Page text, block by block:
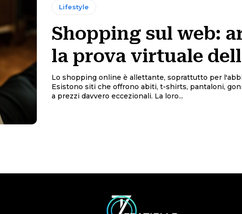
Lifestyle
Shopping sul web:
la prova virtuale
Lo shopping online è allettante, soprattutto per
Esistono siti che offrono abiti, t-shirts, pantaloni,
a prezzi davvero eccezionali. La loro...